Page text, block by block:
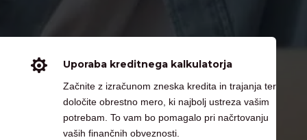
 Uporaba kreditnega kalkulatorja
Začnite z izračunom zneska kredita in trajanja ter
določite obrestno mero, ki najbolj ustreza vašim
potrebam. To vam bo pomagalo pri načrtovanju
vaših finančnih obveznosti.